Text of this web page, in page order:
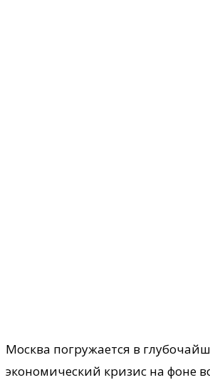
Москва погружается в
экономический кризис на фоне